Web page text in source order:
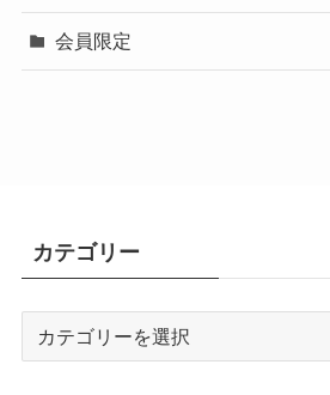
会員限定
カテゴリー